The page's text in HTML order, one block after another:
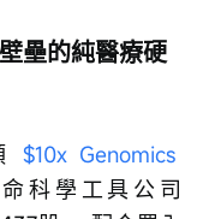
壘的純醫療硬
$10x Genomics
科學工具公司